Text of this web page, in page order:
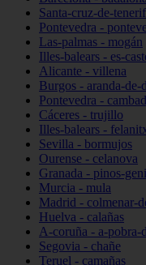
Santa-cruz-de-
Pontevedra -
Las-palmas - mogán
Illes-balears - es-
Alicante - villena
Burgos - aranda-de-
Pontevedra -
Cáceres - trujillo
Illes-balears -
Sevilla - bormujos
Ourense - celanova
Granada - pinos-
Murcia - mula
Madrid - colmenar-
Huelva - calañas
A-coruña - a-pobra-
Segovia - chañe
Teruel - camañas